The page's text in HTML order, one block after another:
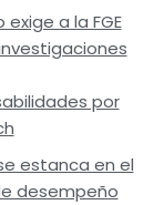
exige a la FGE
por
se estanca en el
desempeño